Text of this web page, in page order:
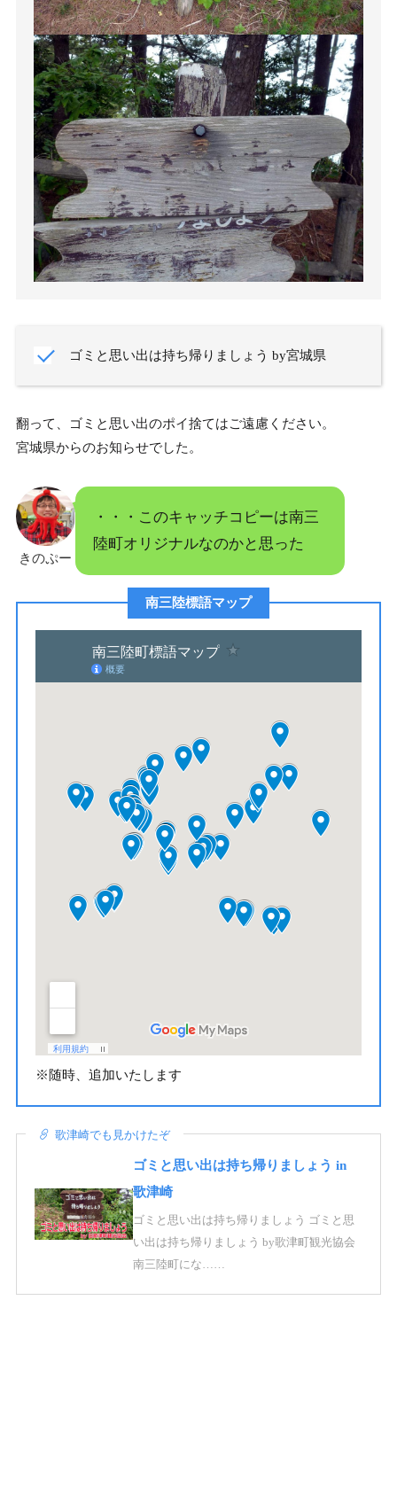
ゴミと思い出は持ち帰りましょう by宮城県
翻って、ゴミと思い出のポイ捨てはご遠慮ください。
宮城県からのお知らせでした。
きのぷー
・・・このキャッチコピーは南三
陸町オリジナルなのかと思った
南三陸標語マップ
※随時、追加いたします
歌津崎でも見かけたぞ
ゴミと思い出は持ち帰りましょう in
歌津崎
ゴミと思い出は持ち帰りましょう ゴミと思
い出は持ち帰りましょう by歌津町観光協会
南三陸町にな……